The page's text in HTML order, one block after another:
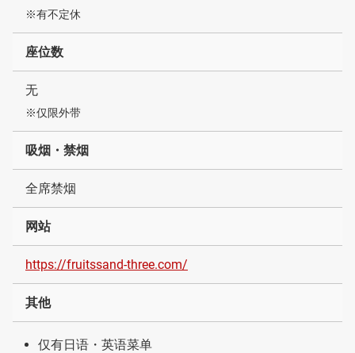
※有不定休
座位数
无
※仅限外带
吸烟・禁烟
全席禁烟
网站
https://fruitssand-three.com/
其他
仅有日语・英语菜单